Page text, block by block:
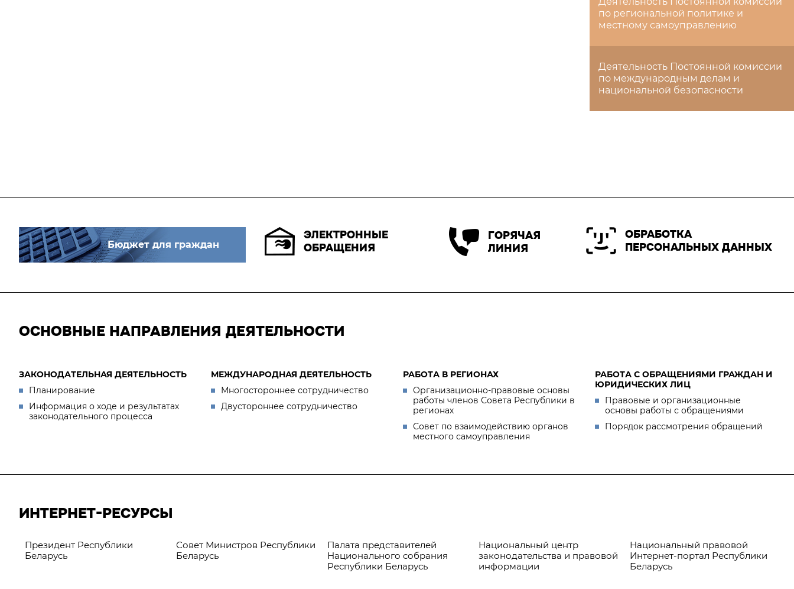
по региональной политике и
местному самоуправлению
Деятельность Постоянной комиссии
по международным делам и
национальной безопасности
Бюджет для граждан
ЭЛЕКТРОННЫЕ
ОБРАЩЕНИЯ
ГОРЯЧАЯ
ЛИНИЯ
ОБРАБОТКА
ПЕРСОНАЛЬНЫХ ДАННЫХ
ОСНОВНЫЕ НАПРАВЛЕНИЯ ДЕЯТЕЛЬНОСТИ
ЗАКОНОДАТЕЛЬНАЯ ДЕЯТЕЛЬНОСТЬ
Планирование
Информация о ходе и результатах
законодательного процесса
МЕЖДУНАРОДНАЯ ДЕЯТЕЛЬНОСТЬ
Многостороннее сотрудничество
Двустороннее сотрудничество
РАБОТА В РЕГИОНАХ
Организационно-правовые основы
работы членов Совета Республики в
регионах
Совет по взаимодействию органов
местного самоуправления
РАБОТА С ОБРАЩЕНИЯМИ ГРАЖДАН И
ЮРИДИЧЕСКИХ ЛИЦ
Правовые и организационные
основы работы с обращениями
Порядок рассмотрения обращений
ИНТЕРНЕТ-РЕСУРСЫ
Президент Республики
Беларусь
Совет Министров Республики
Беларусь
Палата представителей
Национального собрания
Республики Беларусь
Национальный центр
законодательства и правовой
информации
Национальный правовой
Интернет-портал Республики
Беларусь